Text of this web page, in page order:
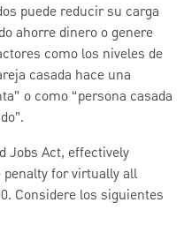
puede reducir su carga
ahorre dinero o genere
como los niveles de
casada hace una
o como “persona casada
Jobs Act, effectively
for virtually all
Considere los siguientes